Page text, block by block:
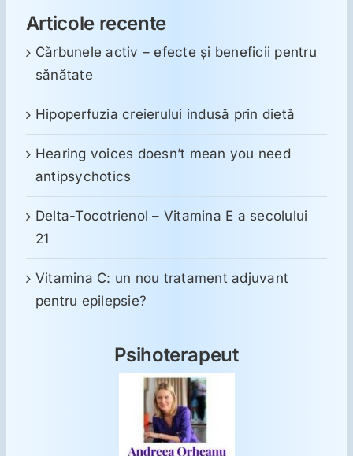
Articole recente
Cărbunele activ – efecte și beneficii pentru
sănătate
Hipoperfuzia creierului indusă prin dietă
Hearing voices doesn’t mean you need
antipsychotics
Delta-Tocotrienol – Vitamina E a secolului
21
Vitamina C: un nou tratament adjuvant
pentru epilepsie?
Psihoterapeut